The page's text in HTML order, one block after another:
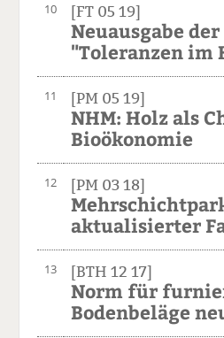
10 [FT 05 19]
Neuausgabe
"Toleranzen im
11 [PM 05 19]
NHM: Holz als
Bioökonomie
12 [PM 03 18]
aktualisierter
13 [BTH 12 17]
Norm für
Bodenbeläge